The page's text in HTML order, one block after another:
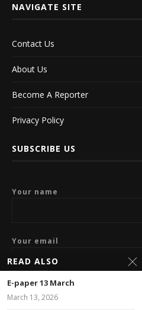
NAVIGATE SITE
Contact Us
About Us
Become A Reporter
Privacy Policy
SUBSCRIBE US
Your name
Your email
READ ALSO
E-paper 13 March
March 13, 2026